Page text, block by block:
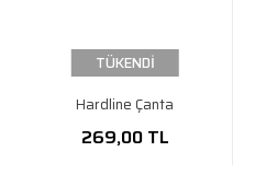
TÜKENDİ
Hardline Çanta
269,00 TL